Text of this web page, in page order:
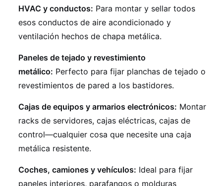
HVAC y conductos: Para montar y sellar todos
esos conductos de aire acondicionado y
ventilación hechos de chapa metálica.
Paneles de tejado y revestimiento
metálico: Perfecto para fijar planchas de tejado o
revestimientos de pared a los bastidores.
Cajas de equipos y armarios electrónicos: Montar
racks de servidores, cajas eléctricas, cajas de
control—cualquier cosa que necesite una caja
metálica resistente.
Coches, camiones y vehículos: Ideal para fijar
paneles interiores, parafangos o molduras